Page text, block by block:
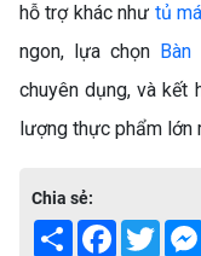
hỗ trợ khác như tủ
ngon, lựa chọn
chuyên dụng, và kết
lượng thực phẩm lớn
Chia sẻ:
ShareFacebook
TOP 5 MÁY GIẶT
TỐT NHẤT HIỆN
Máy giặt lồng ngang
ngang) ngày càng trở
gia đình Việt Nam nhờ
sang trọng, khả năng
sạch vượt trội, bảo vệ